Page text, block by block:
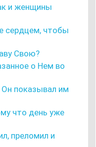
и женщины
сердцем, чтобы
Свою?
о Нем во
Он показывал им
что день уже
преломил и